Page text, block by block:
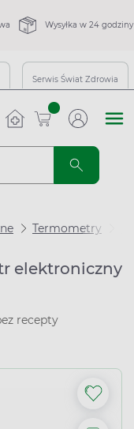
Wysyłka w 24 godziny
Serwis Świat Zdrowia
sztuk
Termometry
elektroniczny
recepty